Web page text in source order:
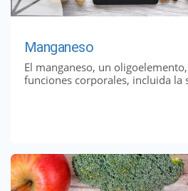
Manganeso
El manganeso, un
funciones corporales, incluida la